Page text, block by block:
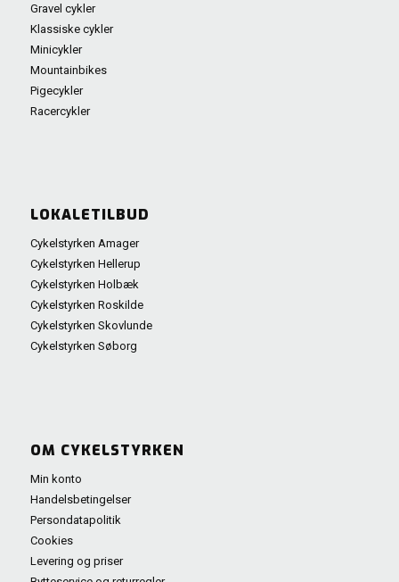
Gravel cykler
Klassiske cykler
Minicykler
Mountainbikes
Pigecykler
Racercykler
LOKALETILBUD
Cykelstyrken Amager
Cykelstyrken Hellerup
Cykelstyrken Holbæk
Cykelstyrken Roskilde
Cykelstyrken Skovlunde
Cykelstyrken Søborg
OM CYKELSTYRKEN
Min konto
Handelsbetingelser
Persondatapolitik
Cookies
Levering og priser